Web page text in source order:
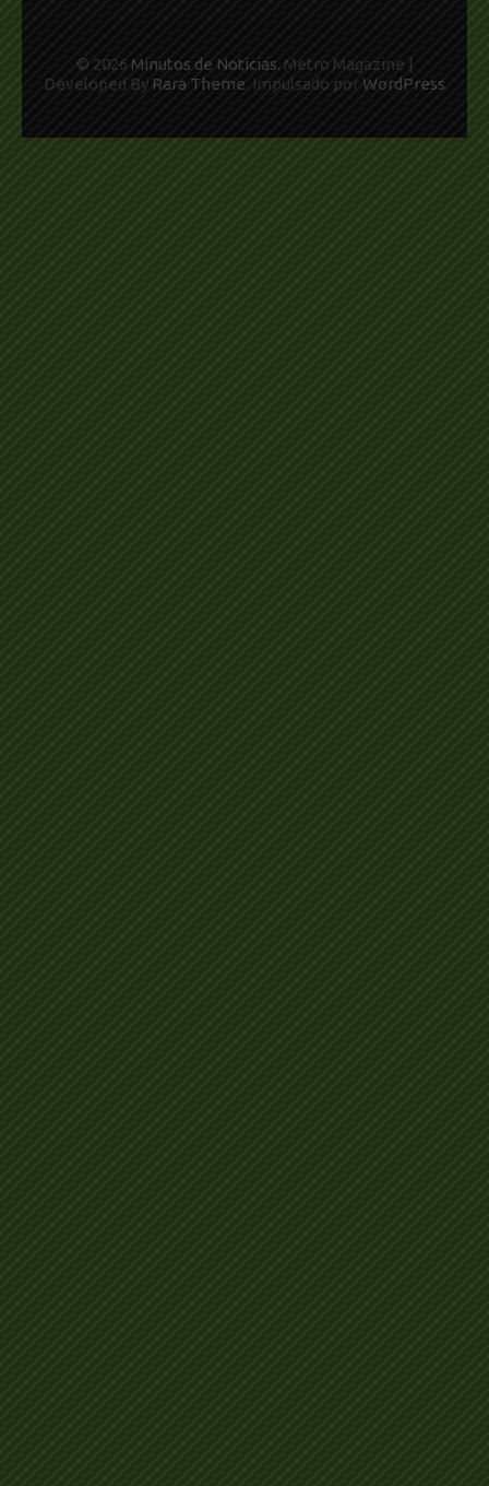
© 2026 Minutos de Noticias. Metro Magazine |
Developed By Rara Theme. Impulsado por WordPress